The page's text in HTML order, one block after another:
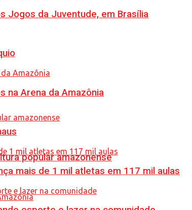
popular amazonense
Jogos da Juventude, em Brasília
na Arena da Amazônia
mais de 1 mil atletas em 117 mil aulas